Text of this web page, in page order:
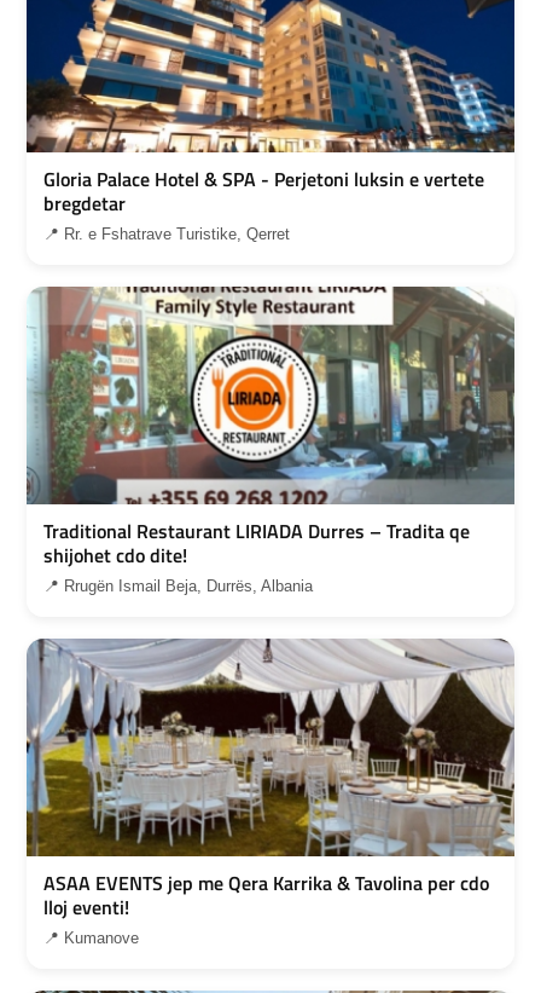
Gloria Palace Hotel & SPA - Perjetoni luksin e vertete
bregdetar
📍 Rr. e Fshatrave Turistike, Qerret
Traditional Restaurant LIRIADA Durres – Tradita qe
shijohet cdo dite!
📍 Rrugën Ismail Beja, Durrës, Albania
ASAA EVENTS jep me Qera Karrika & Tavolina per cdo
lloj eventi!
📍 Kumanove